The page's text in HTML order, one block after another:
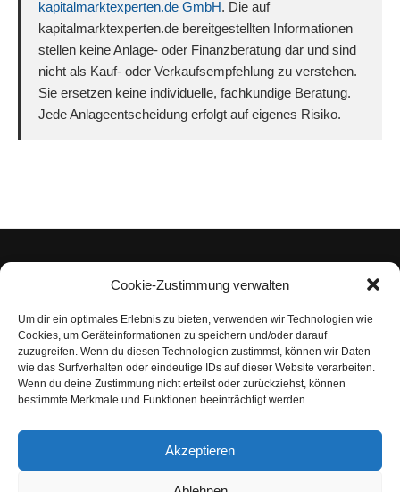
Cookie-Zustimmung verwalten
Um dir ein optimales Erlebnis zu bieten, verwenden wir Technologien wie
Cookies, um Geräteinformationen zu speichern und/oder darauf
zuzugreifen. Wenn du diesen Technologien zustimmst, können wir Daten
wie das Surfverhalten oder eindeutige IDs auf dieser Website verarbeiten.
Wenn du deine Zustimmung nicht erteilst oder zurückziehst, können
bestimmte Merkmale und Funktionen beeinträchtigt werden.
Akzeptieren
kapitalmarktexperten.de GmbH. Die auf
kapitalmarktexperten.de bereitgestellten Informationen
stellen keine Anlage- oder Finanzberatung dar und sind
nicht als Kauf- oder Verkaufsempfehlung zu verstehen.
Sie ersetzen keine individuelle, fachkundige Beratung.
Jede Anlageentscheidung erfolgt auf eigenes Risiko.
Impressum
Datenschutzerklärung
Nutzungsbedingungen | Haftungsausschluss
AGB